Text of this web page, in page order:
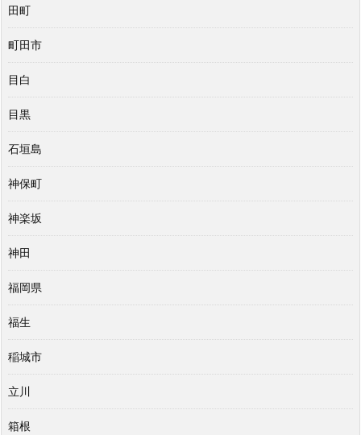
田町
町田市
目白
目黒
石垣島
神保町
神楽坂
神田
福岡県
福生
稲城市
立川
箱根